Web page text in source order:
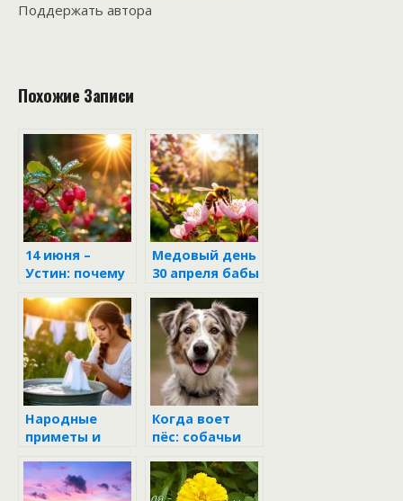
Поддержать автора
Похожие Записи
14 июня –
Устин: почему
день называли
«Брусничные
губы»
Медовый день
30 апреля бабы
Семёна
Народные
приметы и
стирке белья
Когда воет
пёс: собачьи
народной
мудрости